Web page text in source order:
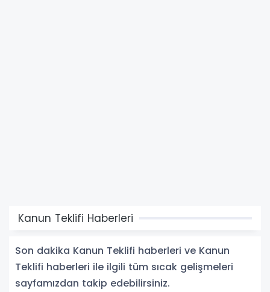
Kanun Teklifi Haberleri
Son dakika Kanun Teklifi haberleri ve Kanun
Teklifi haberleri ile ilgili tüm sıcak gelişmeleri
sayfamızdan takip edebilirsiniz.